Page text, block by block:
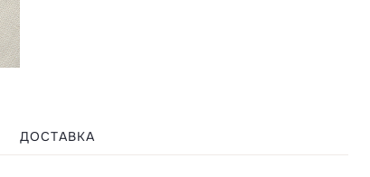
ДОСТАВКА